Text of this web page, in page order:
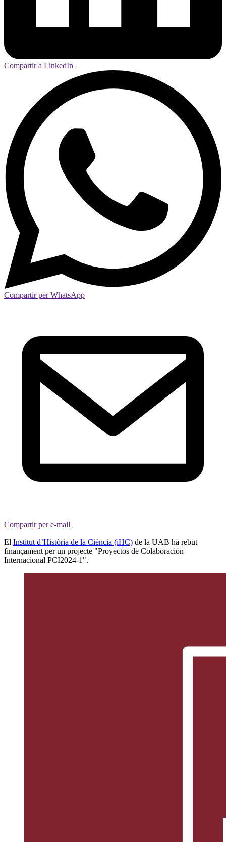
Compartir a LinkedIn
Compartir per WhatsApp
Compartir per e-mail
El Institut d’Història de la Ciència (iHC) de la UAB ha rebut
finançament per un projecte "Proyectos de Colaboración
Internacional PCI2024-1".